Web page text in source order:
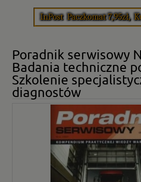
Poradnik serwisowy
Badania techniczne
Szkolenie
diagnostów